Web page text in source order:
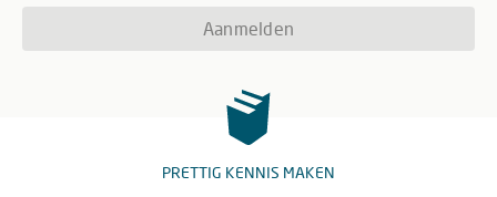
Aanmelden
PRETTIG KENNIS MAKEN